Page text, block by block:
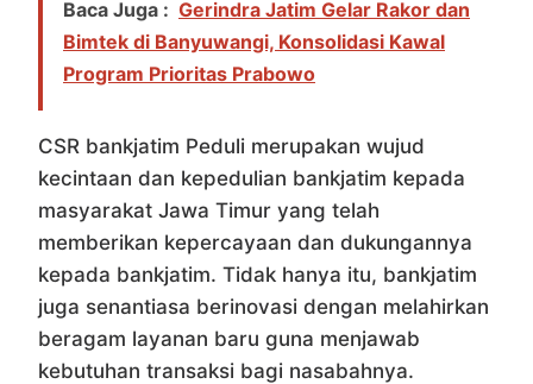
Baca Juga : Gerindra Jatim Gelar Rakor dan
Bimtek di Banyuwangi, Konsolidasi Kawal
Program Prioritas Prabowo
CSR bankjatim Peduli merupakan wujud
kecintaan dan kepedulian bankjatim kepada
masyarakat Jawa Timur yang telah
memberikan kepercayaan dan dukungannya
kepada bankjatim. Tidak hanya itu, bankjatim
juga senantiasa berinovasi dengan melahirkan
beragam layanan baru guna menjawab
kebutuhan transaksi bagi nasabahnya.